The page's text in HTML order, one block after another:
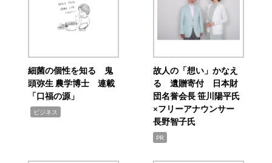
細菌の個性を知る 鬼
頭弥生 農学博士 連載
「口福の源」
ビジネス
故人の「想い」かなえ
る 遺贈寄付 日本財
団名誉会長 笹川陽平氏
×フリーアナウンサー
長野智子氏
PR